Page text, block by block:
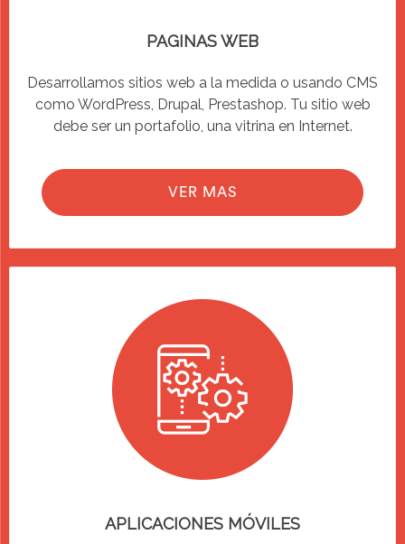
PAGINAS WEB
Desarrollamos sitios web a la medida o usando CMS
como WordPress, Drupal, Prestashop. Tu sitio web
debe ser un portafolio, una vitrina en Internet.
VER MAS
APLICACIONES MÓVILES